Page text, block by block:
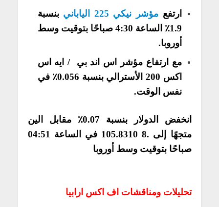
ارتفعمؤشر نيكي 225 الياباني
بنسبة
1.9٪ الساعة 4:30 صباحًا بتوقيت وسط
أوروبا.
مع ارتفاع مؤشر اس اند بي / ايه اس
اكس 200 الأسترالي بنسبة 0.056٪ في
نفس الوقت.
انخفض الدولار بنسبة 0.07٪ مقابل الين
متجهًا إلى .8 105.8310 في الساعة 04:51
صباحًا بتوقيت وسط أوروبا
تحليلات ومناقشات اف اكس ارابيا